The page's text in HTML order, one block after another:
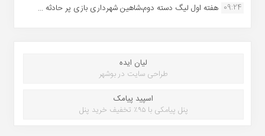
09:24 هفته اول لیگ دسته دوم،شاهین شهرداری بازی پر حادثه ...
لیان ایده
طراحی سایت در بوشهر
اسپید پیامک
پنل پیامکی با ۹۵٪ تخفیف خرید پنل